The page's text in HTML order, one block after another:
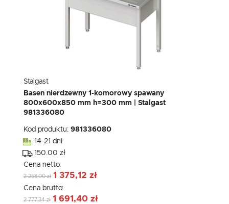
Stalgast
Basen nierdzewny 1-komorowy spawany
800x600x850 mm h=300 mm | Stalgast
981336080
Kod produktu: 981336080
14-21 dni
150.00 zł
Cena netto:
2 258,00 zł 1 375,12 zł
Cena brutto:
2 777,34 zł 1 691,40 zł